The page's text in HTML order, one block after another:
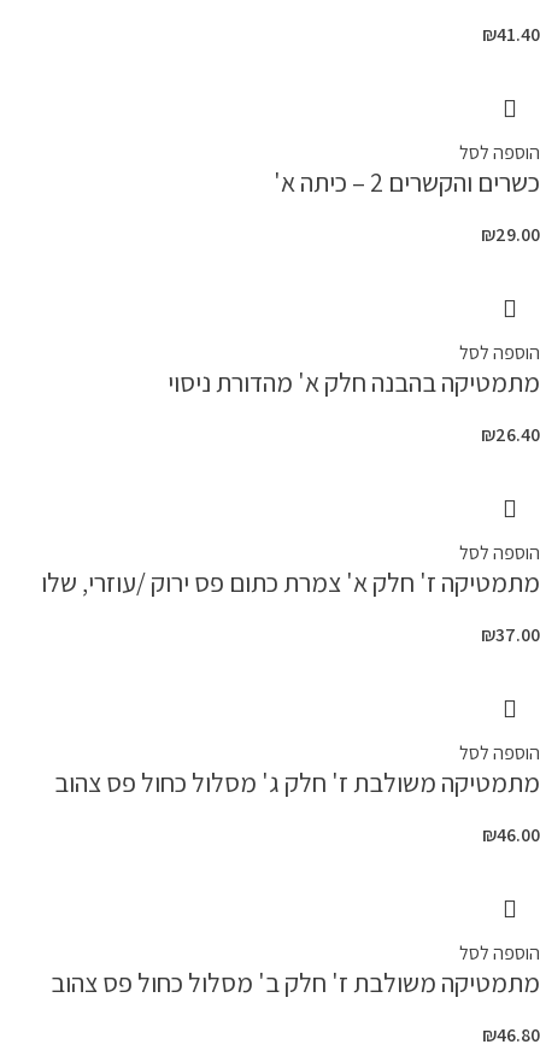
₪41.40
הוספה לסל
כשרים והקשרים 2 – כיתה א'
₪29.00
הוספה לסל
מתמטיקה בהבנה חלק א' מהדורת ניסוי
₪26.40
הוספה לסל
מתמטיקה ז' חלק א' צמרת כתום פס ירוק /עוזרי, שלו
₪37.00
הוספה לסל
מתמטיקה משולבת ז' חלק ג' מסלול כחול פס צהוב
₪46.00
הוספה לסל
מתמטיקה משולבת ז' חלק ב' מסלול כחול פס צהוב
₪46.80